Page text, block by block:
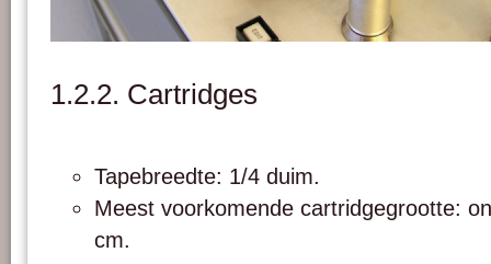
1.2.2. Cartridges
Tapebreedte: 1/4 duim.
Meest voorkomende cartridgegrootte:
cm.